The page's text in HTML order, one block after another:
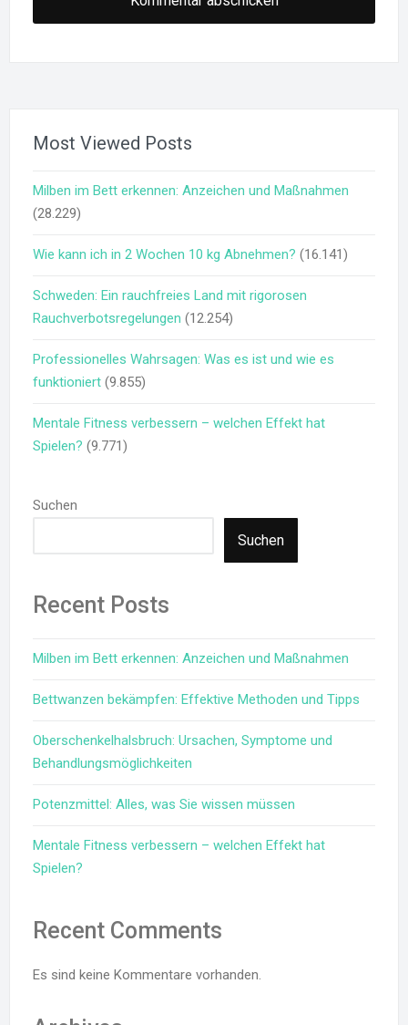
Most Viewed Posts
Milben im Bett erkennen: Anzeichen und Maßnahmen
(28.229)
Wie kann ich in 2 Wochen 10 kg Abnehmen? (16.141)
Schweden: Ein rauchfreies Land mit rigorosen
Rauchverbotsregelungen (12.254)
Professionelles Wahrsagen: Was es ist und wie es
funktioniert (9.855)
Mentale Fitness verbessern – welchen Effekt hat
Spielen? (9.771)
Suchen
Suchen
Recent Posts
Milben im Bett erkennen: Anzeichen und Maßnahmen
Bettwanzen bekämpfen: Effektive Methoden und Tipps
Oberschenkelhalsbruch: Ursachen, Symptome und
Behandlungsmöglichkeiten
Potenzmittel: Alles, was Sie wissen müssen
Mentale Fitness verbessern – welchen Effekt hat
Spielen?
Recent Comments
Es sind keine Kommentare vorhanden.